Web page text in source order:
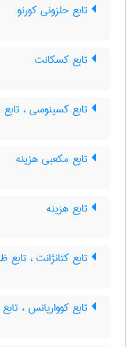
تابع حلزونی کورنو
تابع کسکانت
تابع کسینوسی ،
تابع مکعبی هزینه
تابع هزینه
تابع کتانژانت ، تابع
تابع کوواریانس ،